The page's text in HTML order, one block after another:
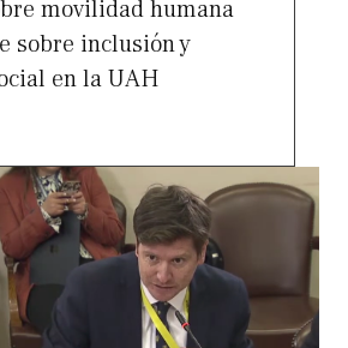
movilidad humana
sobre inclusión y
en la UAH